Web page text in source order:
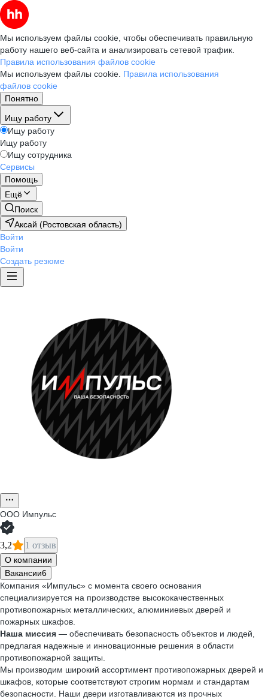
Мы используем файлы cookie, чтобы обеспечивать правильную
работу нашего веб-сайта и анализировать сетевой трафик.
Правила использования файлов cookie
Мы используем файлы cookie. Правила использования
файлов cookie
Понятно
Ищу работу
Ищу работу
Ищу работу
Ищу сотрудника
Сервисы
Помощь
Ещё
Поиск
Аксай (Ростовская область)
Войти
Войти
Создать резюме
ООО Импульс
3,2 1 отзыв
О компании
Вакансии6
Компания «Импульс» с момента своего основания
специализируется на производстве высококачественных
противопожарных металлических, алюминиевых дверей и
пожарных шкафов.
Наша миссия — обеспечивать безопасность объектов и людей,
предлагая надежные и инновационные решения в области
противопожарной защиты.
Мы производим широкий ассортимент противопожарных дверей и
шкафов, которые соответствуют строгим нормам и стандартам
безопасности. Наши двери изготавливаются из прочных